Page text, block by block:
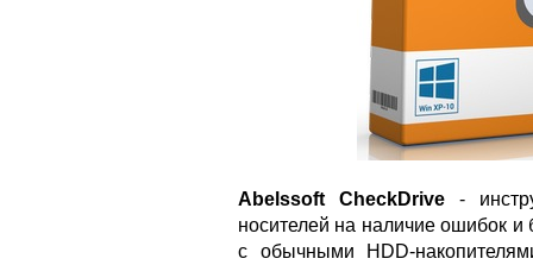
Abelssoft CheckDrive-
носителей на наличие ошибок и
с обычными HDD-